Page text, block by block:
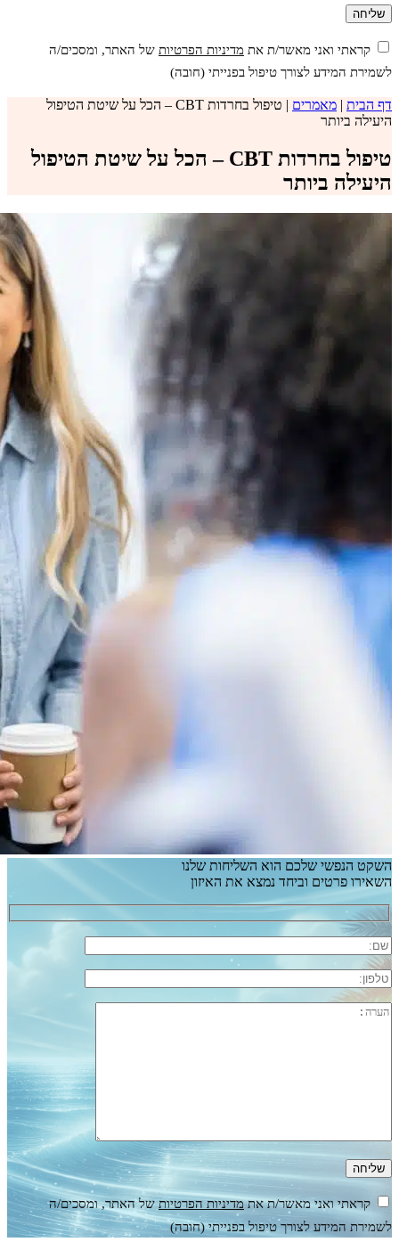
קראתי ואני מאשר/ת את מדיניות הפרטיות של האתר, ומסכים/ה
לשמירת המידע לצורך טיפול בפנייתי (חובה)
דף הבית | מאמרים |
טיפול בחרדות CBT – הכל על שיטת הטיפול
היעילה ביותר
טיפול בחרדות CBT – הכל על שיטת הטיפול
היעילה ביותר
השקט הנפשי שלכם הוא השליחות שלנו
השאירו פרטים וביחד נמצא את האיזון
קראתי ואני מאשר/ת אתמדיניות הפרטיותשל האתר, ומסכים/ה
לשמירת המידע לצורך טיפול בפנייתי (חובה)